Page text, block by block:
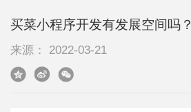
买菜小程序开发有发展空间吗？
来源： 2022-03-21